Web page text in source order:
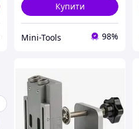
Купити
Mini-Tools 98%